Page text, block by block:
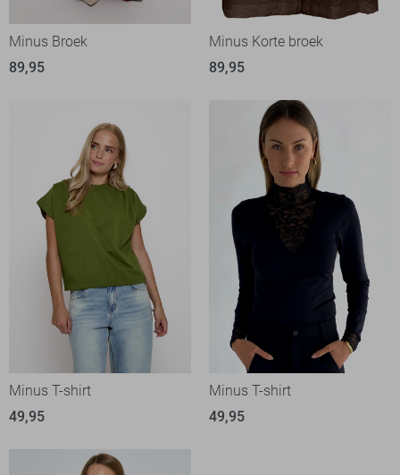
Minus Broek
89,95
Minus Korte broek
89,95
Minus T-shirt
49,95
Minus T-shirt
49,95